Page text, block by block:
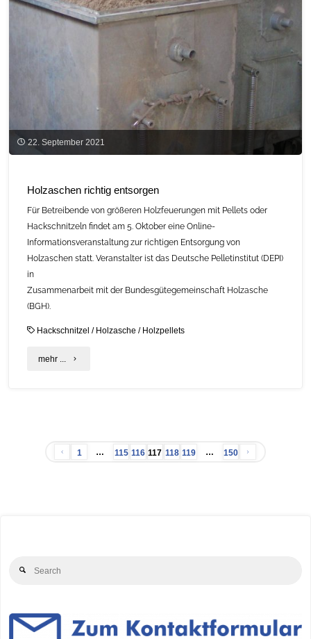
Kombination
22. September 2021
Holzaschen richtig entsorgen
Für Betreibende von größeren Holzfeuerungen mit Pellets oder
Hackschnitzeln findet am 5. Oktober eine Online-
Informationsveranstaltung zur richtigen Entsorgung von
Holzaschen statt. Veranstalter ist das Deutsche Pelletinstitut (DEPI)
in
Zusammenarbeit mit der Bundesgütegemeinschaft Holzasche
(BGH).
Hackschnitzel / Holzasche / Holzpellets
mehr ... "Holzaschen
1 … 115 116 117 118 119 … 150
Search